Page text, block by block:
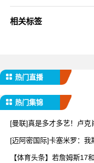
相关标签
热门直播
热门集锦
[曼联]真是多才多艺！卢克
[迈阿密国际]卡塞米罗：
【体育头条】若詹姆斯17